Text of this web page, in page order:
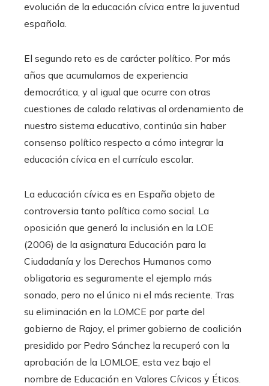
evolución de la educación cívica entre la juventud
española.
El segundo reto es de carácter político. Por más
años que acumulamos de experiencia
democrática, y al igual que ocurre con otras
cuestiones de calado relativas al ordenamiento de
nuestro sistema educativo, continúa sin haber
consenso político respecto a cómo integrar la
educación cívica en el currículo escolar.
La educación cívica es en España objeto de
controversia tanto política como social. La
oposición que generó la inclusión en la LOE
(2006) de la asignatura Educación para la
Ciudadanía y los Derechos Humanos como
obligatoria es seguramente el ejemplo más
sonado, pero no el único ni el más reciente. Tras
su eliminación en la LOMCE por parte del
gobierno de Rajoy, el primer gobierno de coalición
presidido por Pedro Sánchez la recuperó con la
aprobación de la LOMLOE, esta vez bajo el
nombre de Educación en Valores Cívicos y Éticos.